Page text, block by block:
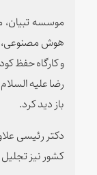
موسسه تبیان،
هوش مصنوعی،
و کارگاه حفظ
رضا علیه
باز دید کرد.
دکتر رئیسی
کشور نیز